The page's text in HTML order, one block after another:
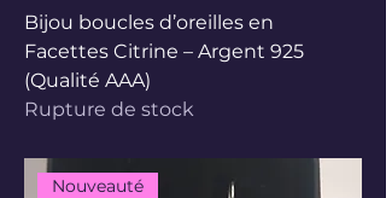
Bijou boucles d’oreilles en
Facettes Citrine – Argent 925
(Qualité AAA)
Rupture de stock
Nouveauté